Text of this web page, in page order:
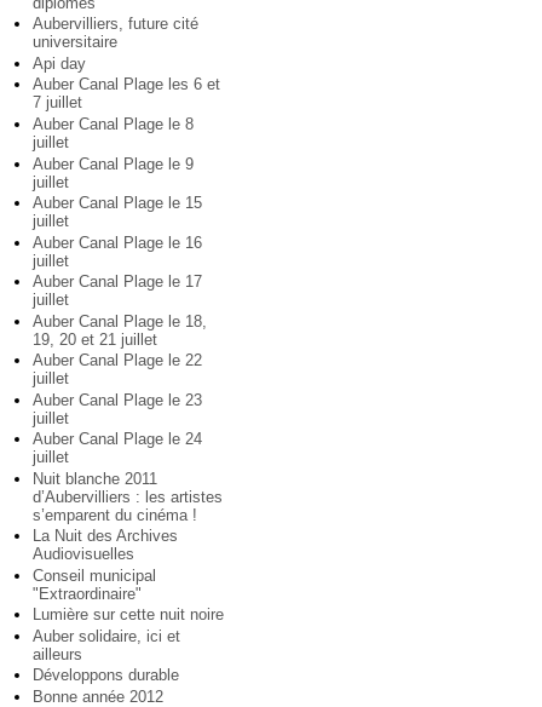
Aubervilliers, future cité
universitaire
Api day
Auber Canal Plage les 6 et
7 juillet
Auber Canal Plage le 8
juillet
Auber Canal Plage le 9
juillet
Auber Canal Plage le 15
juillet
Auber Canal Plage le 16
juillet
Auber Canal Plage le 17
juillet
Auber Canal Plage le 18,
19, 20 et 21 juillet
Auber Canal Plage le 22
juillet
Auber Canal Plage le 23
juillet
Auber Canal Plage le 24
juillet
Nuit blanche 2011
d’Aubervilliers : les artistes
s’emparent du cinéma !
La Nuit des Archives
Audiovisuelles
Conseil municipal
"Extraordinaire"
Lumière sur cette nuit noire
Auber solidaire, ici et
ailleurs
Développons durable
Bonne année 2012